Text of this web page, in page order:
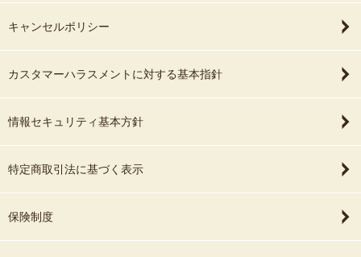
キャンセルポリシー
カスタマーハラスメントに対する基本指針
情報セキュリティ基本方針
特定商取引法に基づく表示
保険制度